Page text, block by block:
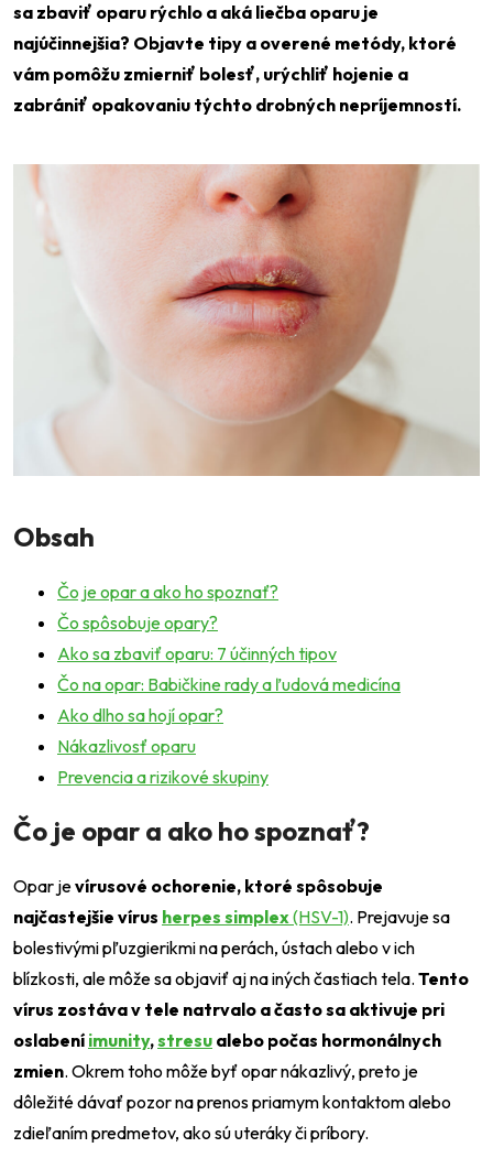
sa zbaviť oparu rýchlo a aká liečba oparu je
najúčinnejšia? Objavte tipy a overené metódy, ktoré
vám pomôžu zmierniť bolesť, urýchliť hojenie a
zabrániť opakovaniu týchto drobných nepríjemností.
Obsah
Čo je opar a ako ho spoznať?
Čo spôsobuje opary?
Ako sa zbaviť oparu: 7 účinných tipov
Čo na opar: Babičkine rady a ľudová medicína
Ako dlho sa hojí opar?
Nákazlivosť oparu
Prevencia a rizikové skupiny
Čo je opar a ako ho spoznať?
Opar jevírusové ochorenie, ktoré spôsobuje
najčastejšie vírus herpes simplex (HSV-1). Prejavuje sa
bolestivými pľuzgierikmi na perách, ústach alebo v ich
blízkosti, ale môže sa objaviť aj na iných častiach tela. Tento
vírus zostáva v tele natrvalo a často sa aktivuje pri
oslabení imunity,stresu alebo počas hormonálnych
zmien. Okrem toho môže byť opar nákazlivý, preto je
dôležité dávať pozor na prenos priamym kontaktom alebo
zdieľaním predmetov, ako sú uteráky či príbory.